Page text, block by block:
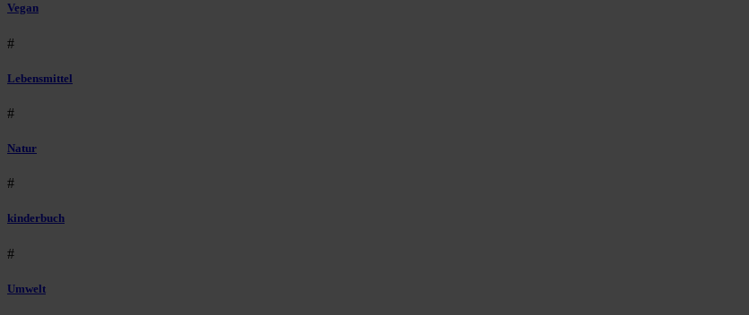
Vegan
#
Lebensmittel
#
Natur
#
kinderbuch
#
Umwelt